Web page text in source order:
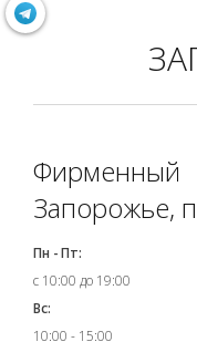
Запорожье,
Пн - Пт:
с 10:00 до 19:00
Вс:
10:00 - 15:00